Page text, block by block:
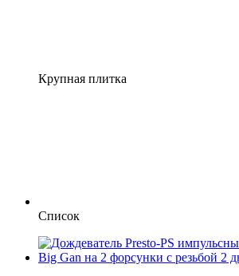
Крупная плитка
Список